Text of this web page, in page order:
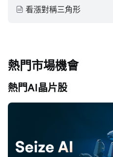
看漲對稱三角形
熱門市場機會
熱門AI晶片股